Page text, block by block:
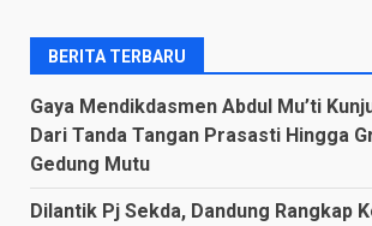
BERITA TERBARU
Gaya Mendikdasmen Abdul Mu’ti
Dari Tanda Tangan Prasasti Hingga
Gedung Mutu
Dilantik Pj Sekda, Dandung Rangkap